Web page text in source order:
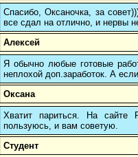
Спасибо, Оксаночка, за
все сдал на отлично, и нервы
Алексей
Я обычно любые готовые
неплохой доп.заработок. А
Оксана
Хватит париться. На
пользуюсь, и вам советую.
Студент